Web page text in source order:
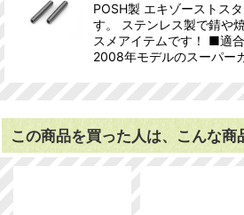
POSH製 エキゾーストス
す。 ステンレス製で錆や
スメアイテムです！ ■適
2008年モデルのスーパ
この商品を買った人は、こんな商